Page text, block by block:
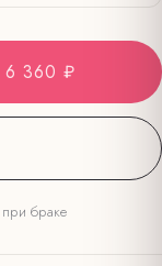
6 360 ₽
при браке